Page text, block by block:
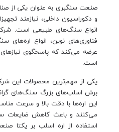
صنعت سنگبری به عنوان یکی از
و دکوراسیون داخلی، نیازمند
انواع سنگ‌های طبیعی است.
فناوری‌های نوین، انواع اره‌های
عرضه می‌کند که پاسخگوی
است.
یکی از مهم‌ترین محصولات این
برش اسلب‌های بزرگ سنگ‌های
این اره‌ها با دقت بالا و سرعت
می‌کنند و باعث کاهش ضایعات
استفاده از اره اسلب بر یکتا